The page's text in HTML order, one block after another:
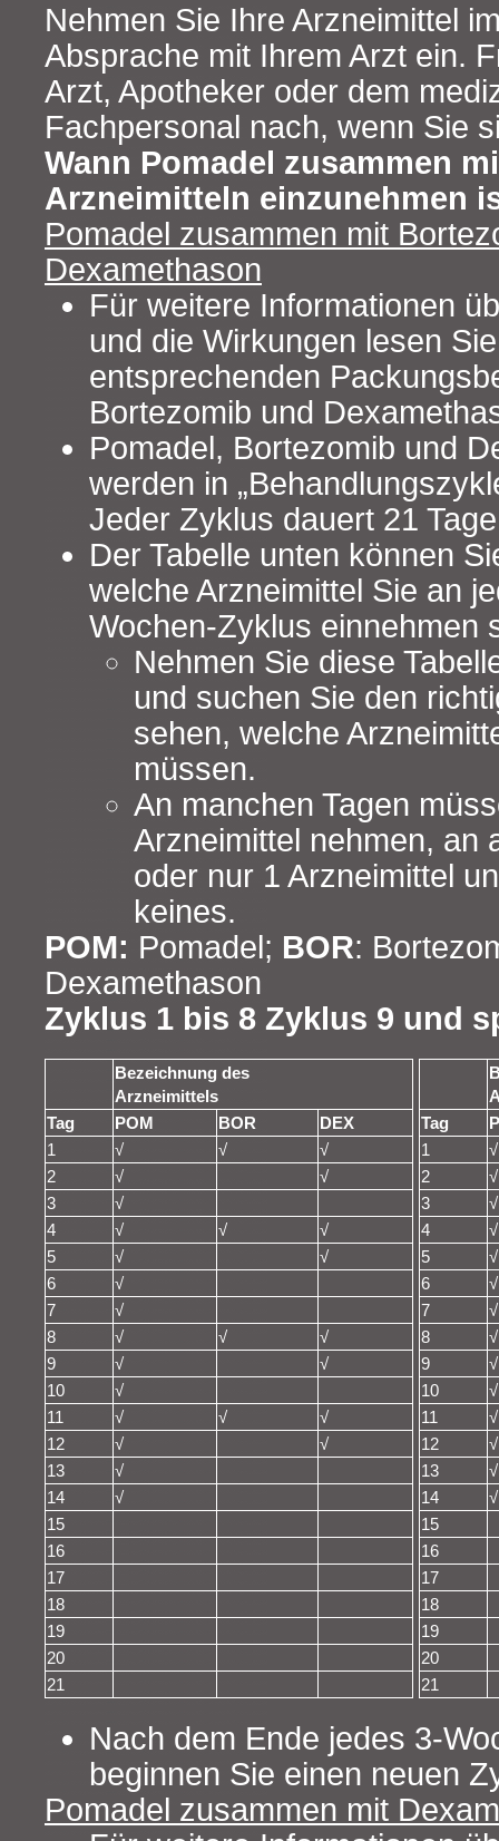
Nehmen Sie Ihre Arzneimittel
Absprache mit Ihrem Arzt ein.
Arzt, Apotheker oder dem
Fachpersonal nach, wenn Sie
Wann Pomadel zusammen
Arzneimitteln einzunehmen
Pomadel zusammen mit
Dexamethason
Für weitere Informationen
und die Wirkungen lesen
entsprechenden
Bortezomib und
Pomadel, Bortezomib und
werden in
Jeder Zyklus dauert 21
Der Tabelle unten können
welche Arzneimittel Sie an
Wochen-Zyklus einnehmen
Nehmen Sie diese
und suchen Sie den
sehen, welche
müssen.
An manchen Tagen
Arzneimittel nehmen, an
oder nur 1 Arzneimittel
keines.
POM: Pomadel; BOR:
Dexamethason
Zyklus 1 bis 8 Zyklus 9 und
Bezeichnung des
Arzneimittels
Tag
POM BOR DEX Tag
1
√ √ √ 1
√
2
√ √ 2
√
3
√ 3
√
4
√ √ √ 4
√
5
√ √ 5
√
6
√ 6
√
7
√ 7
√
8
√ √ √ 8
√
9
√ √ 9
√
10
√ 10
√
11
√ √ √ 11
√
12
√ √ 12
√
13
√ 13
√
14
√ 14
√
15
15
16
16
17
17
18
18
19
19
20
20
21
21
Nach dem Ende jedes 3-
beginnen Sie einen neuen
Pomadel zusammen mit